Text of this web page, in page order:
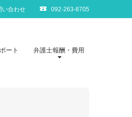
い合わせ 092-263-8705
ート 弁護士報酬・費用